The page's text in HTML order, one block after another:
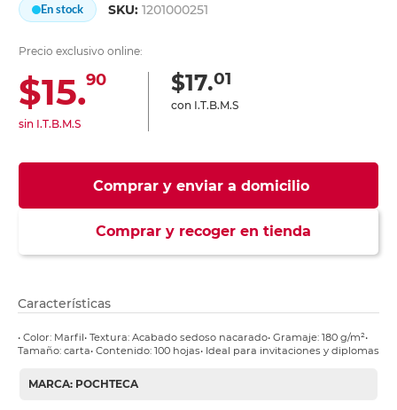
En stock SKU:1201000251
Precio exclusivo online:
$15.90
sin I.T.B.M.S
$17.01
con I.T.B.M.S
Comprar y enviar a domicilio
Comprar y recoger en tienda
Características
• Color: Marfil• Textura: Acabado sedoso nacarado• Gramaje: 180 g/m²•
Tamaño: carta• Contenido: 100 hojas• Ideal para invitaciones y diplomas
MARCA: POCHTECA